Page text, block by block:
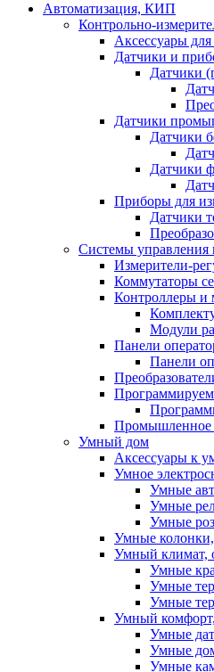
Автоматизация, КИП
Контрольно-
Аксессуары
Датчики и
Датчики
Датчики
Датчики
Датчики
Приборы для
Датчики
Системы управления
Измерители-
Коммутаторы
Контроллеры и
Модули
Панели
Панели
Промышленное
Умный дом
Аксессуары к
Умное
Умные
Умные
Умные
Умные
Умный климат,
Умные
Умные
Умные
Умный комфорт,
Умные
Умные
Умные